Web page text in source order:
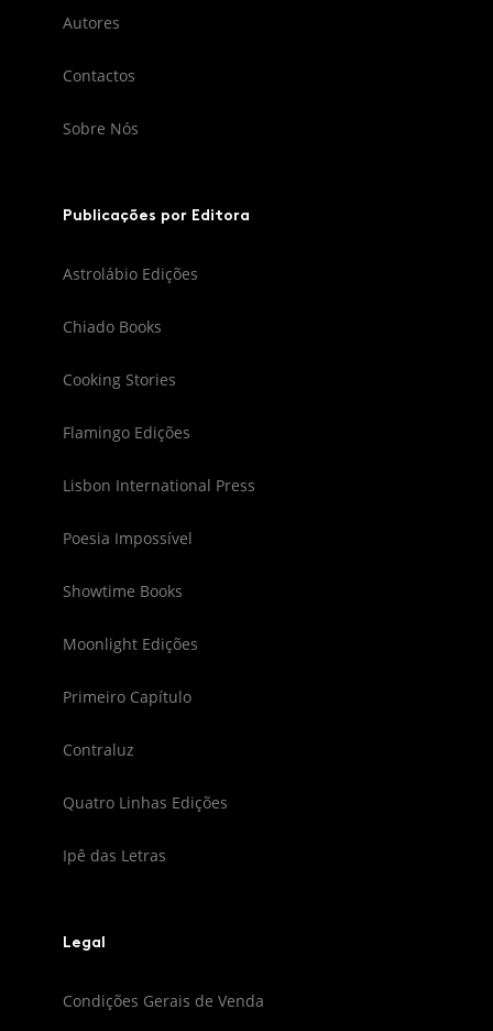
Autores
Contactos
Sobre Nós
Publicações por Editora
Astrolábio Edições
Chiado Books
Cooking Stories
Flamingo Edições
Lisbon International Press
Poesia Impossível
Showtime Books
Moonlight Edições
Primeiro Capítulo
Contraluz
Quatro Linhas Edições
Ipê das Letras
Legal
Condições Gerais de Venda